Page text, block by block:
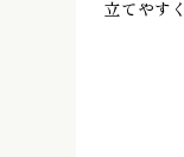
立てやす